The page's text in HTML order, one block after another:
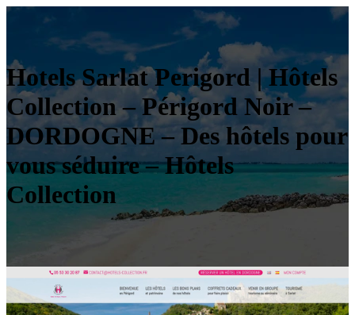
Hotels Sarlat Perigord | Hôtels
Collection – Périgord Noir –
DORDOGNE – Des hôtels pour
vous séduire – Hôtels
Collection